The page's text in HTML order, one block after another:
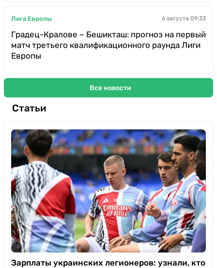
Лига Европы 6 августа 09:33
Градец-Кралове – Бешикташ: прогноз на первый
матч третьего квалификационного раунда Лиги
Европы
Все новости
Статьи
Зарплаты украинских легионеров: узнали, кто